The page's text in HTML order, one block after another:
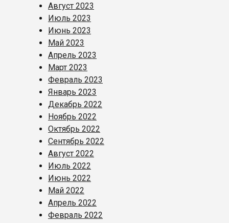
Август 2023
Июль 2023
Июнь 2023
Май 2023
Апрель 2023
Март 2023
Февраль 2023
Январь 2023
Декабрь 2022
Ноябрь 2022
Октябрь 2022
Сентябрь 2022
Август 2022
Июль 2022
Июнь 2022
Май 2022
Апрель 2022
Февраль 2022